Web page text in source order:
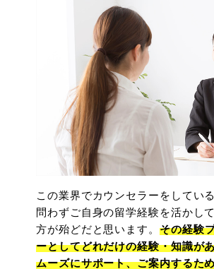
この業界でカウンセラーをしてい
問わずご自身の留学経験を活かし
方が殆どだと思います。 その経験
ーとしてどれだけの経験・知識が
ムーズにサポート、ご案内するた